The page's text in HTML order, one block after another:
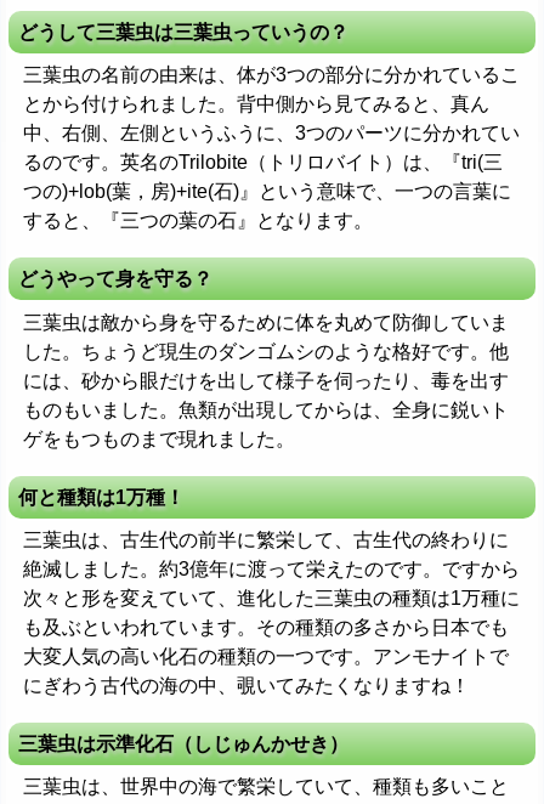
どうして三葉虫は三葉虫っていうの？
三葉虫の名前の由来は、体が3つの部分に分かれているこ
とから付けられました。背中側から見てみると、真ん
中、右側、左側というふうに、3つのパーツに分かれてい
るのです。英名のTrilobite（トリロバイト）は、『tri(三
つの)+lob(葉，房)+ite(石)』という意味で、一つの言葉に
すると、『三つの葉の石』となります。
どうやって身を守る？
三葉虫は敵から身を守るために体を丸めて防御していま
した。ちょうど現生のダンゴムシのような格好です。他
には、砂から眼だけを出して様子を伺ったり、毒を出す
ものもいました。魚類が出現してからは、全身に鋭いト
ゲをもつものまで現れました。
何と種類は1万種！
三葉虫は、古生代の前半に繁栄して、古生代の終わりに
絶滅しました。約3億年に渡って栄えたのです。ですから
次々と形を変えていて、進化した三葉虫の種類は1万種に
も及ぶといわれています。その種類の多さから日本でも
大変人気の高い化石の種類の一つです。アンモナイトで
にぎわう古代の海の中、覗いてみたくなりますね！
三葉虫は示準化石（しじゅんかせき）
三葉虫は、世界中の海で繁栄していて、種類も多いこと